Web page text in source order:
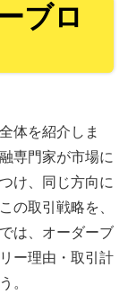
ブロ
体を紹介しま
専門家が市場に
け、同じ方向に
の取引戦略を、
は、オーダーブ
ー理由・取引計
。